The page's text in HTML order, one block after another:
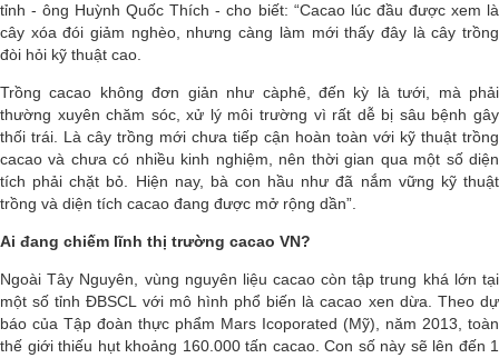
tỉnh - ông Huỳnh Quốc Thích - cho biết: “Cacao lúc đầu được xem là
cây xóa đói giảm nghèo, nhưng càng làm mới thấy đây là cây trồng
đòi hỏi kỹ thuật cao.
Trồng cacao không đơn giản như càphê, đến kỳ là tưới, mà phải
thường xuyên chăm sóc, xử lý môi trường vì rất dễ bị sâu bệnh gây
thối trái. Là cây trồng mới chưa tiếp cận hoàn toàn với kỹ thuật trồng
cacao và chưa có nhiều kinh nghiệm, nên thời gian qua một số diện
tích phải chặt bỏ. Hiện nay, bà con hầu như đã nắm vững kỹ thuật
trồng và diện tích cacao đang được mở rộng dần”.
Ai đang chiếm lĩnh thị trường cacao VN?
Ngoài Tây Nguyên, vùng nguyên liệu cacao còn tập trung khá lớn tại
một số tỉnh ĐBSCL với mô hình phổ biến là cacao xen dừa. Theo dự
báo của Tập đoàn thực phẩm Mars Icoporated (Mỹ), năm 2013, toàn
thế giới thiếu hụt khoảng 160.000 tấn cacao. Con số này sẽ lên đến 1